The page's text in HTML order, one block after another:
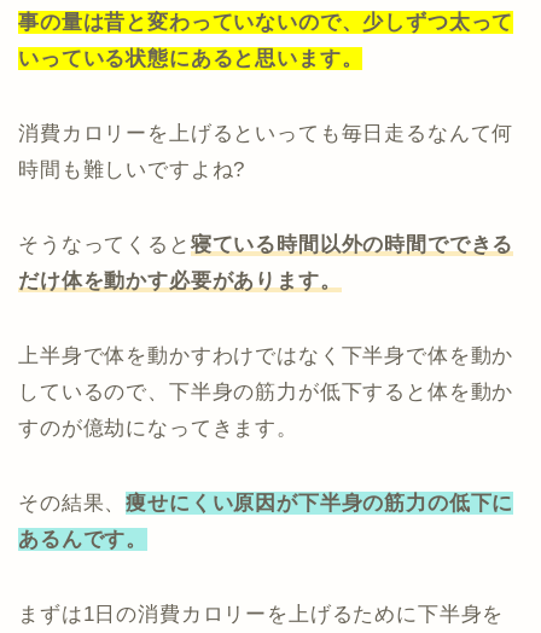
事の量は昔と変わっていないので、少しずつ太って
いっている状態にあると思います。
消費カロリーを上げるといっても毎日走るなんて何
時間も難しいですよね?
そうなってくると 寝ている時間以外の時間でできる
だけ体を動かす必要があります。
上半身で体を動かすわけではなく下半身で体を動か
しているので、下半身の筋力が低下すると体を動か
すのが億劫になってきます。
その結果、痩せにくい原因が下半身の筋力の低下に
あるんです。
まずは1日の消費カロリーを上げるために下半身を